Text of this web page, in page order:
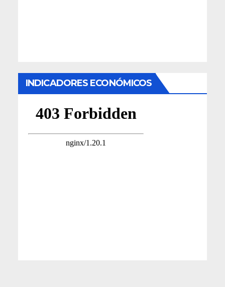
INDICADORES ECONÓMICOS